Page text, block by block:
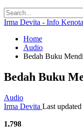
Irma Devita - Info
Home
Audio
Bedah Buku
Bedah Buku
Audio
Irma Devita Last updated
1,798